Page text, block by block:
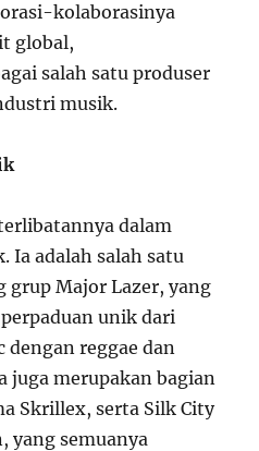
kolaborasinya
global,
salah satu produser
musik.
dalam
Ia adalah salah satu
grup Major Lazer, yang
unik dari
dengan reggae dan
juga merupakan bagian
Skrillex, serta Silk City
yang semuanya